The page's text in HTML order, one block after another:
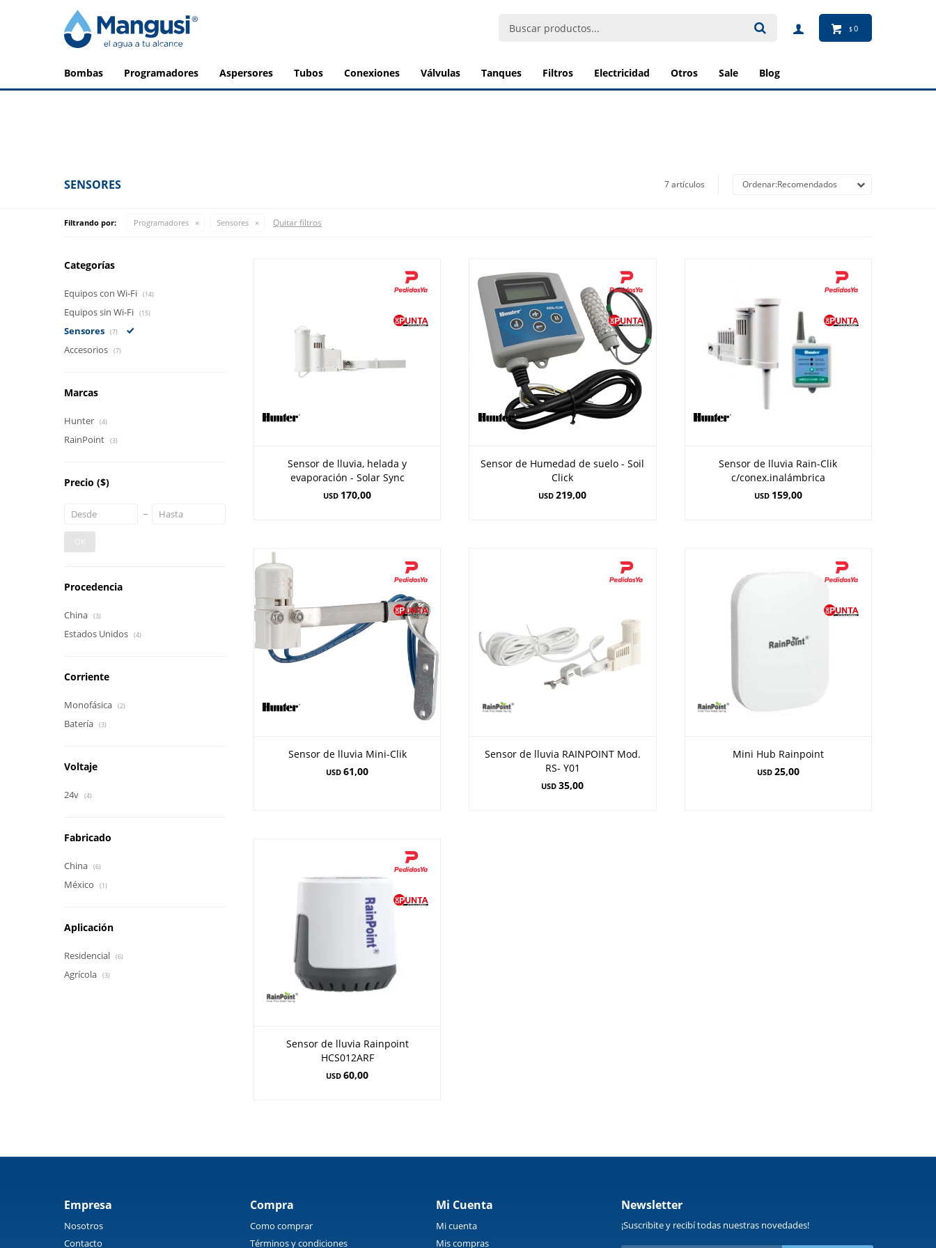
bombas programadores aspersores tubos conexiones válvulas tanques filtros electricidad otros sale blog
$0
SENSORES 7 artículos Recomendados
Filtrando por: Programadores Sensores Quitar filtros
Sensor de lluvia, helada y
evaporación - Solar Sync
USD 170,00
Sensor de Humedad de suelo - Soil
Click
USD 219,00
Sensor de lluvia Rain-Clik
c/conex.inalámbrica
USD 159,00
Sensor de lluvia Mini-Clik
USD 61,00
Sensor de lluvia RAINPOINT Mod.
RS- Y01
USD 35,00
Mini Hub Rainpoint
USD 25,00
Sensor de lluvia Rainpoint
HCS012ARF
USD 60,00
Categorías
Equipos con Wi-Fi (14)
Equipos sin Wi-Fi (15)
Sensores (7)
Accesorios (7)
Marcas
Hunter (4)
RainPoint (3)
Precio ($)
OK
Procedencia
China (3)
Estados Unidos (4)
Corriente
Monofásica (2)
Batería (3)
Voltaje
24v (4)
Fabricado
China (6)
México (1)
Aplicación
Residencial (6)
Agrícola (3)
Empresa
Nosotros
Contacto
Compra
Como comprar
Términos y condiciones
Mi Cuenta
Mi cuenta
Mis compras
Newsletter
¡Suscribite y recibí todas nuestras novedades!